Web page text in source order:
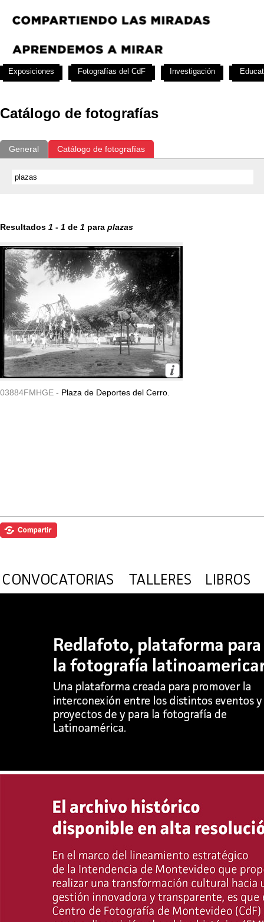
Catálogo de fotografías
General Catálogo de fotografías
Resultados 1 - 1 de 1 para plazas
03884FMHGE - Plaza de Deportes del Cerro.
Exposiciones Fotografías del CdF Investigación